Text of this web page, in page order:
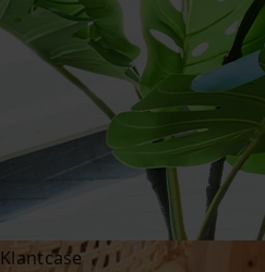
Klantcase